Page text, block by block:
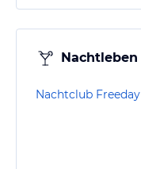
Nachtleben
Nachtclub Freeday